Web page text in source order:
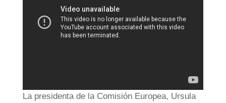
La presidenta de la Comisión Europea, Ursula